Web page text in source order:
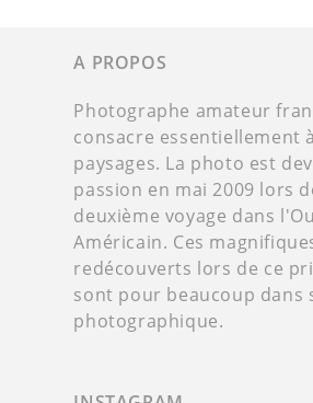
A PROPOS
Photographe amateur
consacre essentiellement
paysages. La photo est
passion en mai 2009 lors
deuxième voyage dans
Américain. Ces
redécouverts lors de ce
sont pour beaucoup dans
photographique.